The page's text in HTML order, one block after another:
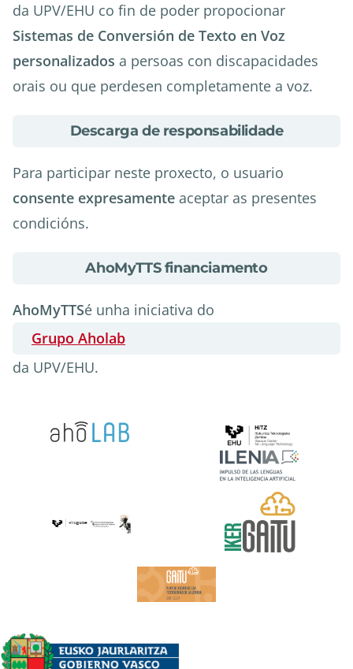
da UPV/EHU co fin de poder propocionar
Sistemas de Conversión de Texto en Voz
personalizados a persoas con discapacidades
orais ou que perdesen completamente a voz.
Descarga de responsabilidade
Para participar neste proxecto, o usuario
consente expresamente aceptar as presentes
condicións.
about
de
responsabilidade
AhoMyTTS financiamento
AhoMyTTSé unha iniciativa do
Grupo Aholab
da UPV/EHU.
about
financiamento